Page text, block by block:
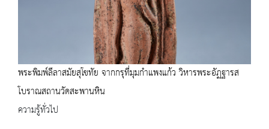
พระพิมพ์ลีลาสมัยสุโขทัย จากกรุที่มุมกำแพงแก้ว วิหารพระอัฏฐารส
โบราณสถานวัดสะพานหิน
ความรู้ทั่วไป